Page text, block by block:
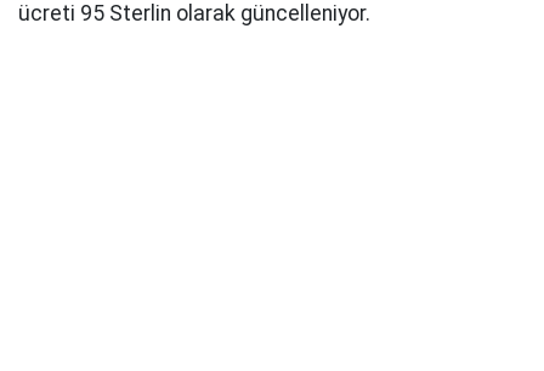
ücreti 95 Sterlin olarak güncelleniyor.